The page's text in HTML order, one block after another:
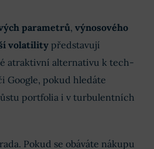
parametrů, výnosového
volatility představují
atraktivní alternativu k tech-
Google, pokud hledáte
portfolia i v turbulentních
Pokud se obáváte nákupu